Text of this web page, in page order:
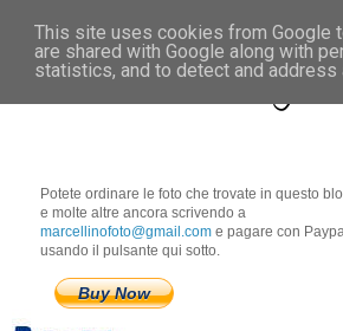
Marcellino
Potete ordinare le foto che trovate in questo
e molte altre ancora scrivendo a
marcellinofoto@gmail.com e pagare con
usando il pulsante qui sotto.
Buy Now
This site uses cookies from Google
are shared with Google along with
statistics, and to detect and address